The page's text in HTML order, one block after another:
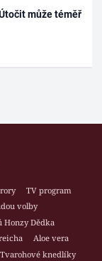
může téměř
TV program
volby
Honzy Dědka
Aloe vera
Tvarohové knedlíky